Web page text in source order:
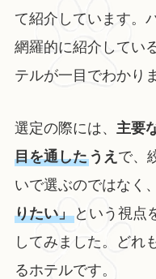
て紹介しています。
網羅的に紹介してい
テルが一目でわかり
選定の際には、 主要
目を通したうえ で、
いで選ぶのではなく、
りたい」という視点
してみました。どれ
るホテルです。